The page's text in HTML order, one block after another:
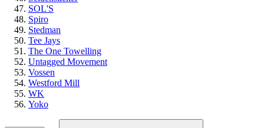
SOL'S
Spiro
Stedman
Tee Jays
The One Towelling
Untagged Movement
Vossen
Westford Mill
WK
Yoko